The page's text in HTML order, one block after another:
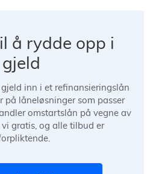
å rydde opp i
gjeld
inn i et refinansieringslån
på låneløsninger som passer
omstartslån på vegne av
gratis, og alle tilbud er